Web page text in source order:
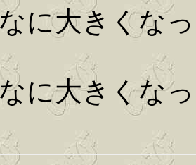
に大きくな
に大きくな